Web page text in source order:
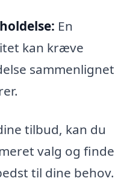
En
kan kræve
sammenlignet
tilbud, kan du
valg og finde
til dine behov.